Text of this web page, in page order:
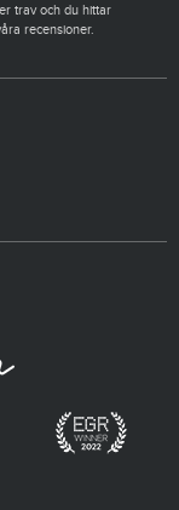
trav och du hittar
recensioner.